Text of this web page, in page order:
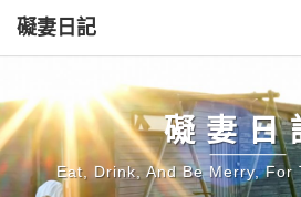
礙妻日記
礙妻日
Eat, Drink, And Be Merry, For